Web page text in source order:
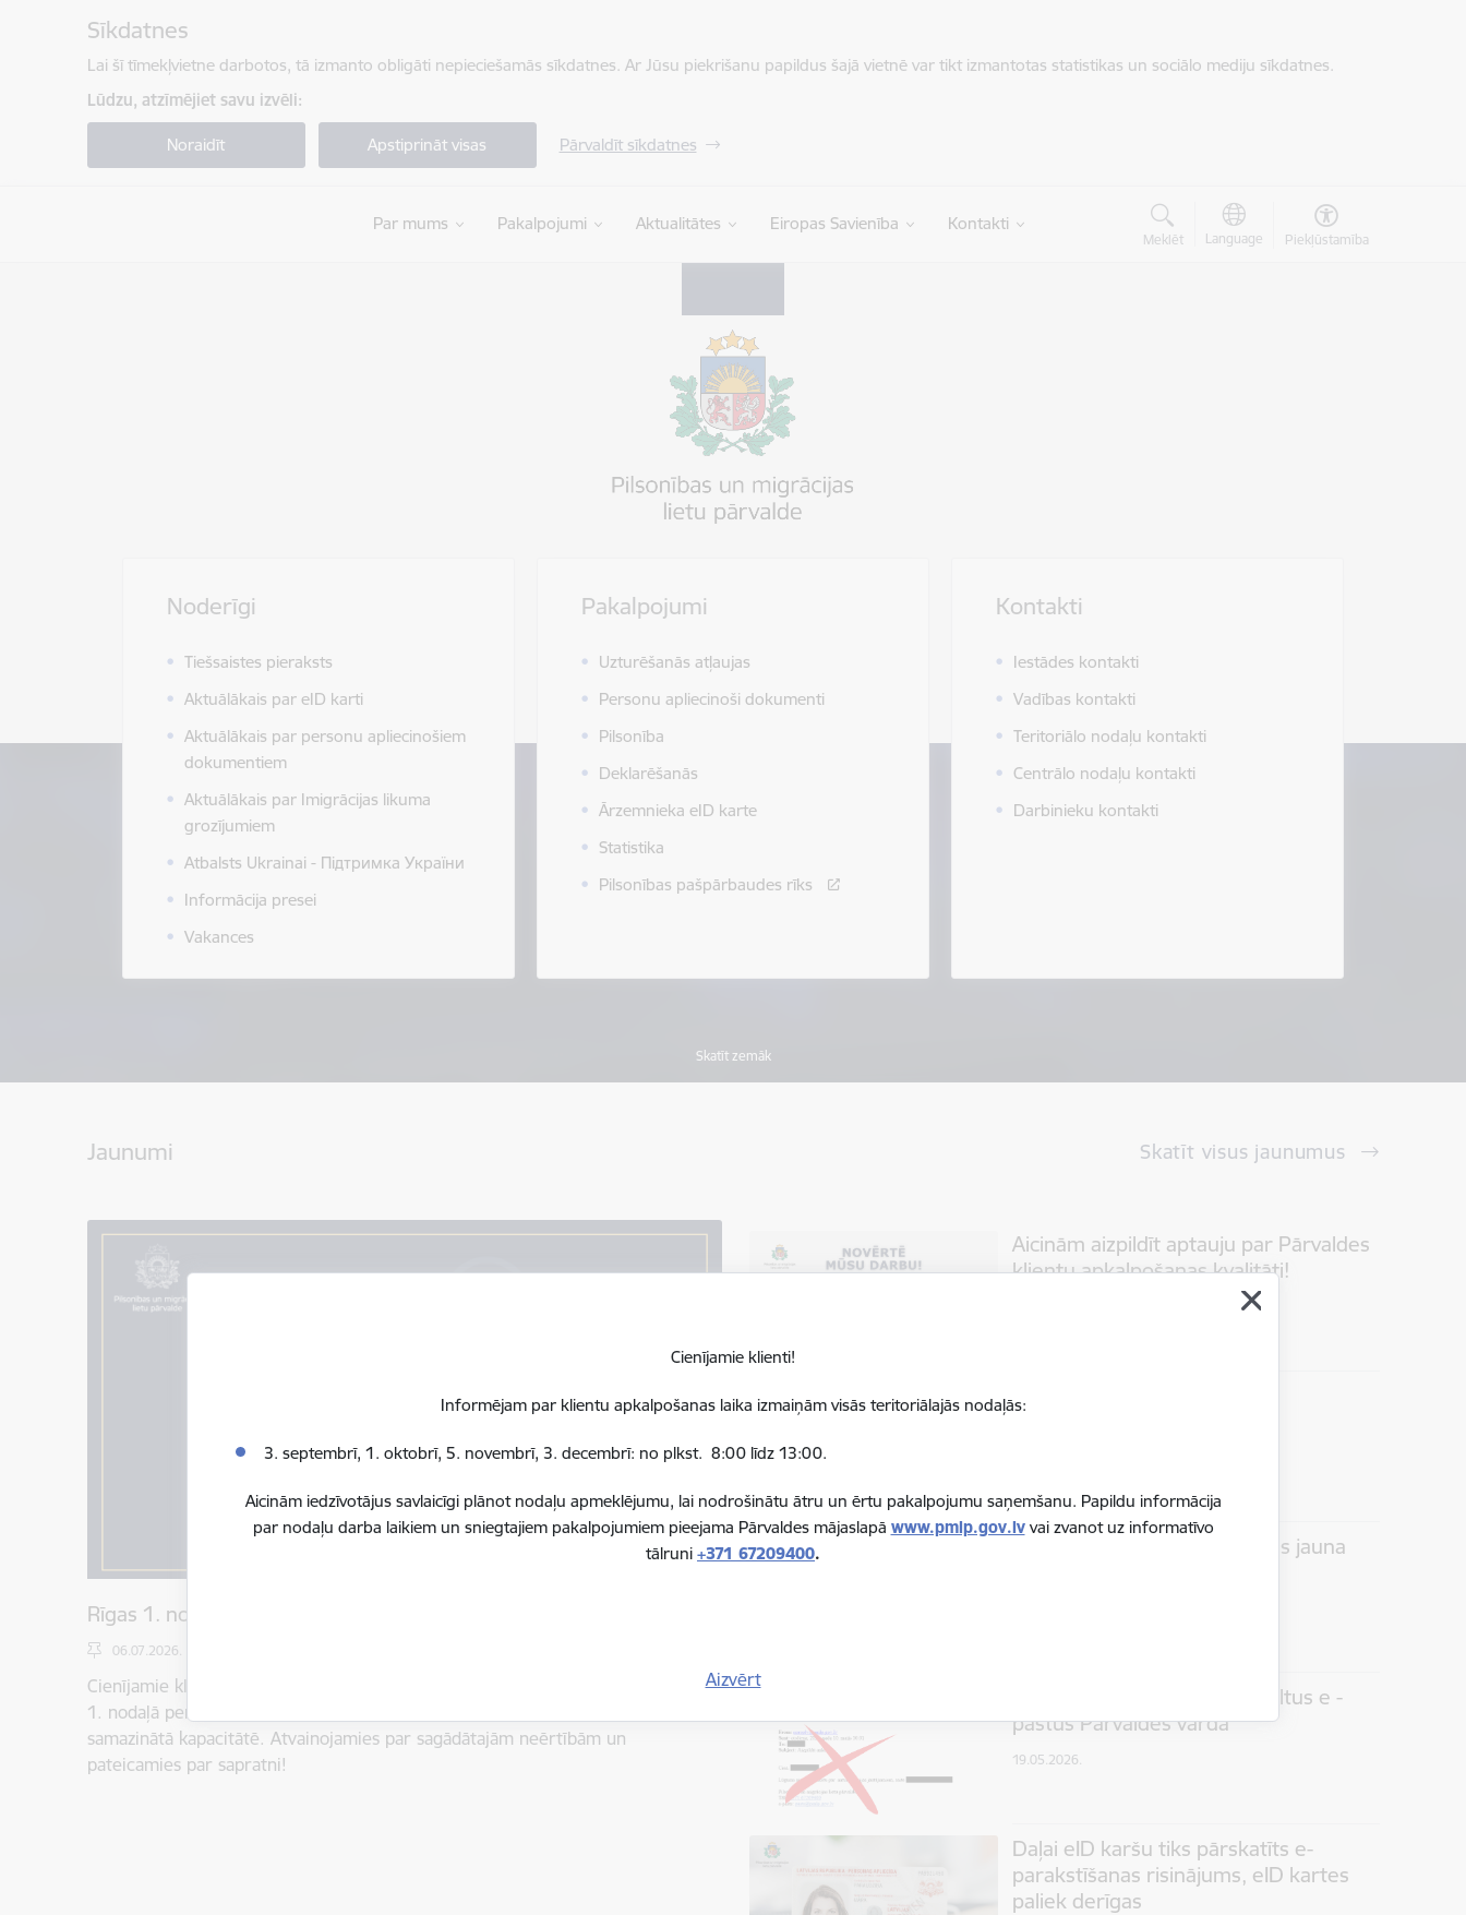
Sīkdatnes
Lai šī tīmekļvietne darbotos, tā izmanto obligāti nepieciešamās sīkdatnes. Ar Jūsu piekrišanu papildus šajā vietnē var tikt izmantotas statistikas un sociālo mediju sīkdatnes.
Lūdzu, atzīmējiet savu izvēli:
Noraidīt Apstiprināt visas Pārvaldīt sīkdatnes
Par mums Pakalpojumi Aktualitātes Eiropas Savienība Kontakti
Meklēt Language Piekļūstamība
Cienījamie klienti!
Informējam par klientu apkalpošanas laika izmaiņām visās teritoriālajās nodaļās:
3. septembrī, 1. oktobrī, 5. novembrī, 3. decembrī: no plkst. 8:00 līdz 13:00.
Aicinām iedzīvotājus savlaicīgi plānot nodaļu apmeklējumu, lai nodrošinātu ātru un ērtu pakalpojumu saņemšanu. Papildu informācija
par nodaļu darba laikiem un sniegtajiem pakalpojumiem pieejama Pārvaldes mājaslapā www.pmlp.gov.lvvai zvanot uz informatīvo
tālruni +371 67209400.
Aizvērt
Noderīgi
Tiešsaistes pieraksts
Aktuālākais par eID karti
Aktuālākais par personu apliecinošiem
dokumentiem
Aktuālākais par Imigrācijas likuma
grozījumiem
Atbalsts Ukrainai - Підтримка України
Informācija presei
Vakances
Pakalpojumi
Uzturēšanās atļaujas
Personu apliecinoši dokumenti
Pilsonība
Deklarēšanās
Ārzemnieka eID karte
Statistika
Pilsonības pašpārbaudes rīks
Kontakti
Iestādes kontakti
Vadības kontakti
Teritoriālo nodaļu kontakti
Centrālo nodaļu kontakti
Darbinieku kontakti
Skatīt zemāk
Jaunumi Skatīt visus jaunumus
Rīgas 1. nodaļa strādā samazinātā kapacitātē
06.07.2026.
Cienījamie klienti! Informējam, ka līdz 7. augustam tehnisku iemeslu dēļ Rīgas
1. nodaļā personu apliecinošu dokumentu noformēšana un izsniegšana notiek
samazinātā kapacitātē. Atvainojamies par sagādātajām neērtībām un
pateicamies par sapratni!
Aicinām aizpildīt aptauju par Pārvaldes
klientu apkalpošanas kvalitāti!
No 25. jūnija Talsu nodaļai būs jauna
UZMANĪBU: Krāpnieki sūta viltus e -
pastus Pārvaldes vārdā
19.05.2026.
Daļai eID karšu tiks pārskatīts e-
parakstīšanas risinājums, eID kartes
paliek derīgas